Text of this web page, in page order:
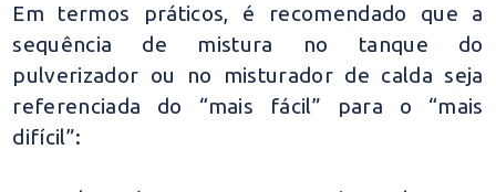
Em termos práticos, é recomendado que a
sequência de mistura no tanque do
pulverizador ou no misturador de calda seja
referenciada do “mais fácil” para o “mais
difícil”: